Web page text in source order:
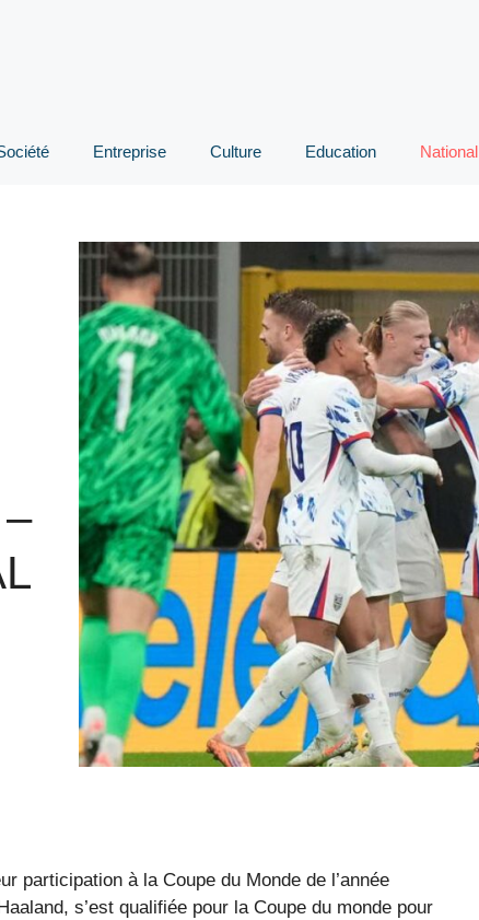
Entreprise Culture Education National
participation à la Coupe du Monde de l’année
s’est qualifiée pour la Coupe du monde pour